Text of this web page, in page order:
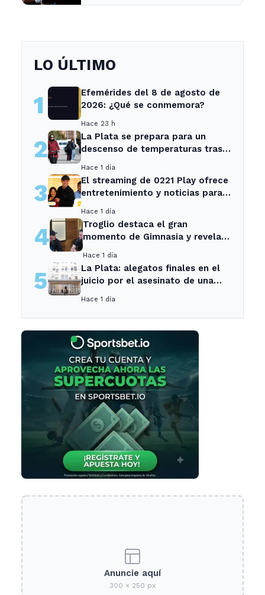
LO ÚLTIMO
1
Efemérides del 8 de agosto de
2026: ¿Qué se conmemora?
Hace 23 h
2
La Plata se prepara para un
descenso de temperaturas tras
Hace 1 día
3
El streaming de 0221 Play ofrece
entretenimiento y noticias para
Ensenada.
Hace 1 día
4
Troglio destaca el gran
momento de Gimnasia y revela
Hace 1 día
5
La Plata: alegatos finales en el
juicio por el asesinato de una
Hace 1 día
Anuncie aquí
300 × 250 px